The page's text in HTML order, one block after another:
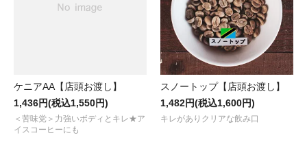
ケニアAA【店頭お渡し】
1,436円(税込1,550円)
＜苦味党＞力強いボディとキレ★ア
イスコーヒーにも
スノートップ【店頭お渡し】
1,482円(税込1,600円)
キレがありクリアな飲み口